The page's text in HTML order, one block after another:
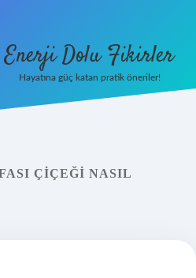
Enerji Dolu Fikirler
Hayatına güç katan pratik öneriler!
ÇIÇEĞI NASIL